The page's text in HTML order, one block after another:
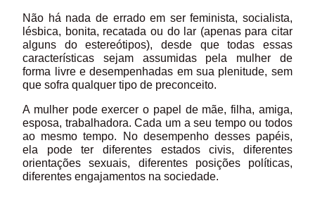
Não há nada de errado em ser feminista, socialista,
lésbica, bonita, recatada ou do lar (apenas para citar
alguns do estereótipos), desde que todas essas
características sejam assumidas pela mulher de
forma livre e desempenhadas em sua plenitude, sem
que sofra qualquer tipo de preconceito.
A mulher pode exercer o papel de mãe, filha, amiga,
esposa, trabalhadora. Cada um a seu tempo ou todos
ao mesmo tempo. No desempenho desses papéis,
ela pode ter diferentes estados civis, diferentes
orientações sexuais, diferentes posições políticas,
diferentes engajamentos na sociedade.